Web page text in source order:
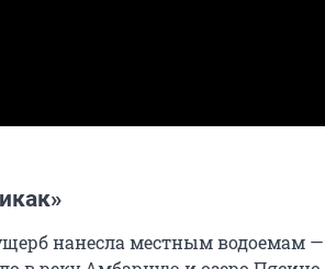
нанесла местным водоемам —